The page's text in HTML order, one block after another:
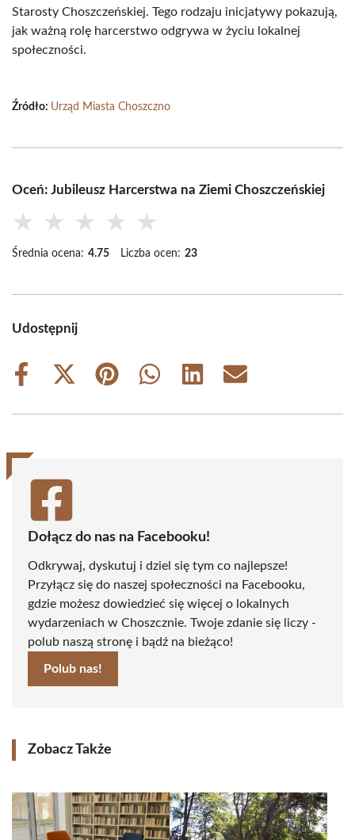
Starosty Choszczeńskiej. Tego rodzaju inicjatywy pokazują,
jak ważną rolę harcerstwo odgrywa w życiu lokalnej
społeczności.
Źródło: Urząd Miasta Choszczno
Oceń: Jubileusz Harcerstwa na Ziemi Choszczeńskiej
★ ★ ★ ★ ★
Średnia ocena: 4.75 Liczba ocen: 23
Udostępnij
Share
Share
(Twitter)
Share
Share
Share
Share
Dołącz do nas na Facebooku!
Odkrywaj, dyskutuj i dziel się tym co najlepsze!
Przyłącz się do naszej społeczności na Facebooku,
gdzie możesz dowiedzieć się więcej o lokalnych
wydarzeniach w Choszcznie. Twoje zdanie się liczy -
polub naszą stronę i bądź na bieżąco!
Polub nas!
Zobacz Także